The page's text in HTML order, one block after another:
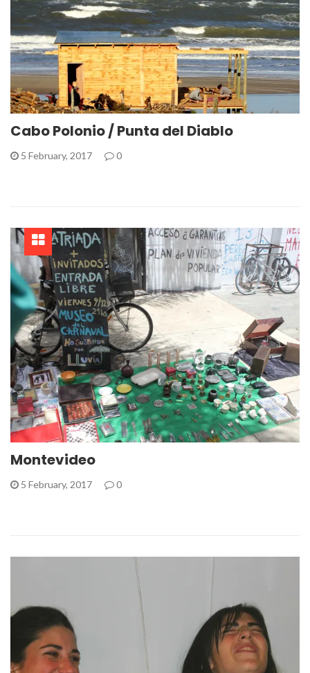
Cabo Polonio / Punta del Diablo
5 February, 2017 0
Montevideo
5 February, 2017 0